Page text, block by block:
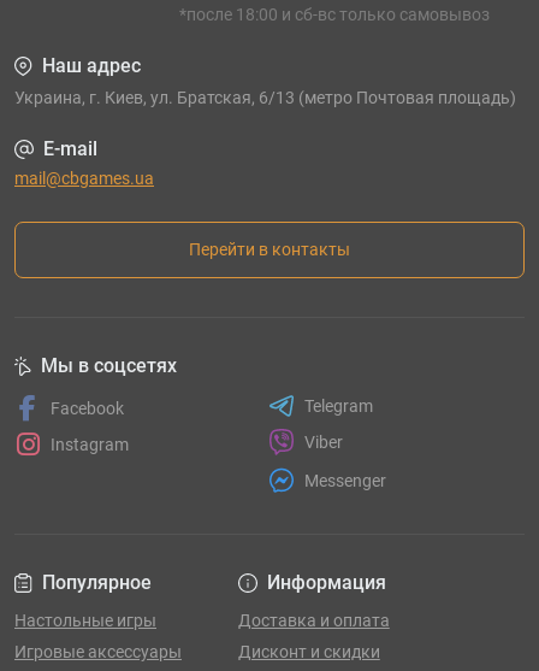
*после 18:00 и сб-вс только самовывоз
Наш адрес
Украина, г. Киев, ул. Братская, 6/13 (метро Почтовая площадь)
E-mail
mail@cbgames.ua
Перейти в контакты
Популярное
Настольные игры
Игровые аксессуары
Информация
Доставка и оплата
Дисконт и скидки
Мы в соцсетях
Facebook
Instagram
Telegram
Viber
Messenger